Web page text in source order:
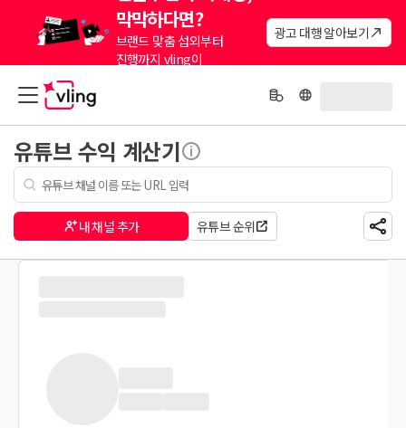
막막하다면?
브랜드 맞춤 섭외부터
진행까지 vling이
광고 대행 알아보기
유튜브 수익 계산기
내 채널 추가 유튜브 순위